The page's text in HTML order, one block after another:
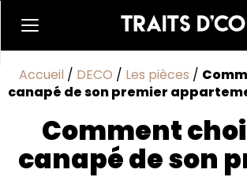
Accueil / DECO / Les pièces /
canapé de son premier
Comment
canapé de son